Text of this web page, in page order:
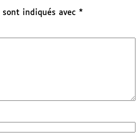
sont indiqués avec *